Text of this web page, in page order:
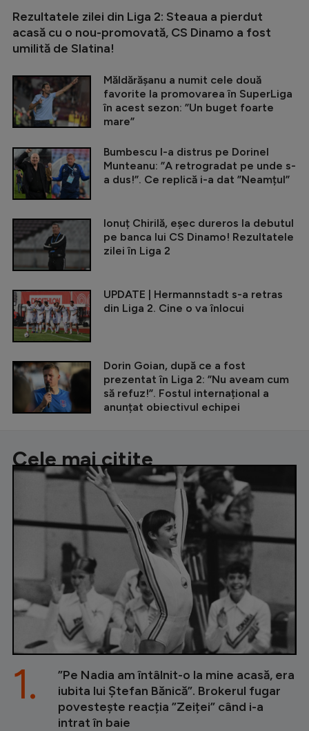
Rezultatele zilei din Liga 2: Steaua a pierdut
acasă cu o nou-promovată, CS Dinamo a fost
umilită de Slatina!
Măldărășanu a numit cele două
favorite la promovarea în SuperLiga
în acest sezon: ”Un buget foarte
mare”
Bumbescu l-a distrus pe Dorinel
Munteanu: ”A retrogradat pe unde s-
a dus!”. Ce replică i-a dat ”Neamțul”
Ionuț Chirilă, eșec dureros la debutul
pe banca lui CS Dinamo! Rezultatele
zilei în Liga 2
UPDATE | Hermannstadt s-a retras
din Liga 2. Cine o va înlocui
Dorin Goian, după ce a fost
prezentat în Liga 2: ”Nu aveam cum
să refuz!”. Fostul internațional a
anunțat obiectivul echipei
Cele mai citite
”Pe Nadia am întâlnit-o la mine acasă, era
iubita lui Ștefan Bănică”. Brokerul fugar
povestește reacția ”Zeiței” când i-a
intrat în baie
1.